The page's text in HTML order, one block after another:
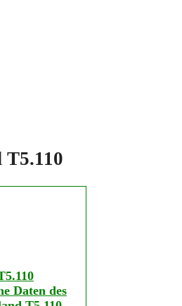
Daten des